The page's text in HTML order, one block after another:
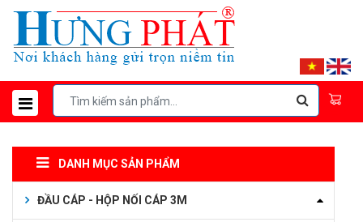
DANH MỤC SẢN PHẨM
ĐẦU CÁP - HỘP NỐI CÁP 3M